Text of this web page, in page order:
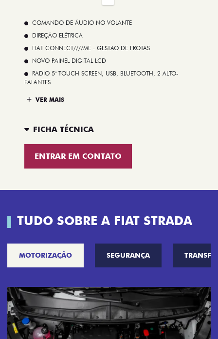
COMANDO DE ÁUDIO NO VOLANTE
DIREÇÃO ELÉTRICA
FIAT CONNECT////ME - GESTAO DE FROTAS
NOVO PAINEL DIGITAL LCD
RADIO 5" TOUCH SCREEN, USB, BLUETOOTH, 2 ALTO-
FALANTES
VER MAIS
FICHA TÉCNICA
ENTRAR EM CONTATO
TUDO SOBRE A FIAT STRADA
MOTORIZAÇÃO SEGURANÇA